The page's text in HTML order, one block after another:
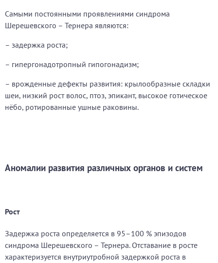
Самыми постоянными проявлениями синдрома
Шерешевского – Тернера являются:
– задержка роста;
– гипергонадотропный гипогонадизм;
– врожденные дефекты развития: крылообразные складки
шеи, низкий рост волос, птоз, эпикант, высокое готическое
нёбо, ротированные ушные раковины.
Аномалии развития различных органов и систем
Рост
Задержка роста определяется в 95–100 % эпизодов
синдрома Шерешевского – Тернера. Отставание в росте
характеризуется внутриутробной задержкой роста в